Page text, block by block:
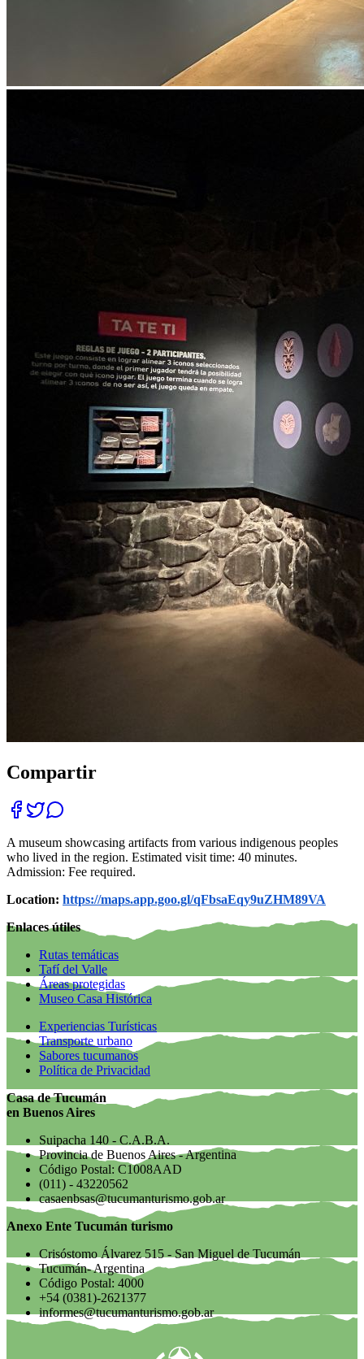
Compartir
A museum showcasing artifacts from various indigenous peoples
who lived in the region. Estimated visit time: 40 minutes.
Admission: Fee required.
Location: https://maps.app.goo.gl/qFbsaEqy9uZHM89VA
Enlaces útiles
Rutas temáticas
Tafí del Valle
Áreas protegidas
Museo Casa Histórica
Experiencias Turísticas
Transporte urbano
Sabores tucumanos
Política de Privacidad
Casa de Tucumán
en Buenos Aires
Suipacha 140 - C.A.B.A.
Provincia de Buenos Aires - Argentina
Código Postal: C1008AAD
(011) - 43220562
casaenbsas@tucumanturismo.gob.ar
Anexo Ente Tucumán turismo
Crisóstomo Álvarez 515 - San Miguel de Tucumán
Tucumán- Argentina
Código Postal: 4000
+54 (0381)-2621377
informes@tucumanturismo.gob.ar